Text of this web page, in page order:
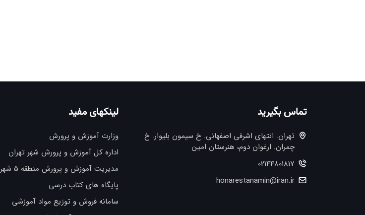
تماس بگیرید
تهران. انتهاي اشرفي اصفهاني. خ سيمون بليوار. خ
چمران. ارغوان دوم، هنرستان امین
02144801817
honarestanamin@iran.ir
لینکهای مفید
وزارت آموزش و پرورش
اداره کل آموزش و پرورش شهر تهران
مدیریت آموزش و پرورش منطقه 5 شهرتهران
پایگاه های کتاب درسی
سامانه فروش و توزیع مواد آموزشی